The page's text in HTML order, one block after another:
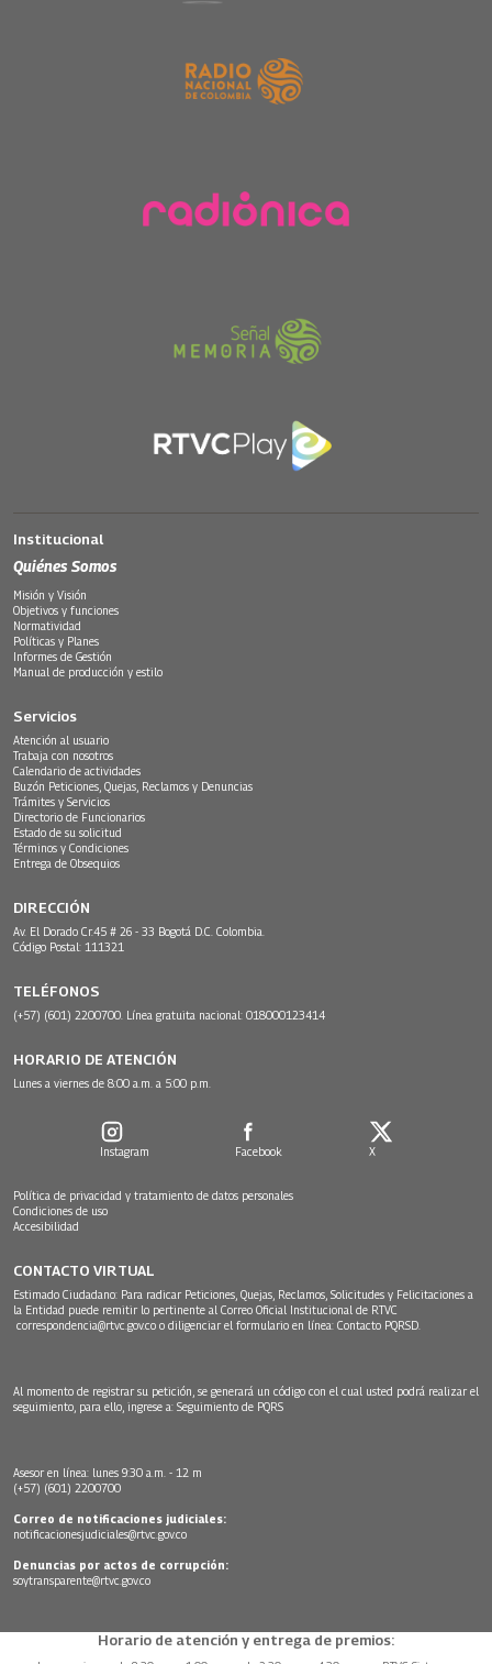
Institucional
Quiénes Somos
Misión y Visión
Objetivos y funciones
Normatividad
Políticas y Planes
Informes de Gestión
Manual de producción y estilo
Servicios
Atención al usuario
Trabaja con nosotros
Calendario de actividades
Buzón Peticiones, Quejas, Reclamos y Denuncias
Trámites y Servicios
Directorio de Funcionarios
Estado de su solicitud
Términos y Condiciones
Entrega de Obsequios
DIRECCIÓN
Av. El Dorado Cr.45 # 26 - 33 Bogotá D.C. Colombia.
Código Postal: 111321
TELÉFONOS
(+57) (601) 2200700. Línea gratuita nacional: 018000123414
HORARIO DE ATENCIÓN
Lunes a viernes de 8:00 a.m. a 5:00 p.m.
Instagram Facebook X
Política de privacidad y tratamiento de datos personales
Condiciones de uso
Accesibilidad
CONTACTO VIRTUAL
Estimado Ciudadano: Para radicar Peticiones, Quejas, Reclamos, Solicitudes y Felicitaciones a
la Entidad puede remitir lo pertinente al Correo Oficial Institucional de RTVC
correspondencia@rtvc.gov.co o diligenciar el formulario en línea: Contacto PQRSD.
Al momento de registrar su petición, se generará un código con el cual usted podrá realizar el
seguimiento, para ello, ingrese a: Seguimiento de PQRS
Asesor en línea: lunes 9:30 a.m. - 12 m
(+57) (601) 2200700
Correo de notificaciones judiciales:
notificacionesjudiciales@rtvc.gov.co
Denuncias por actos de corrupción:
soytransparente@rtvc.gov.co
Horario de atención y entrega de premios: